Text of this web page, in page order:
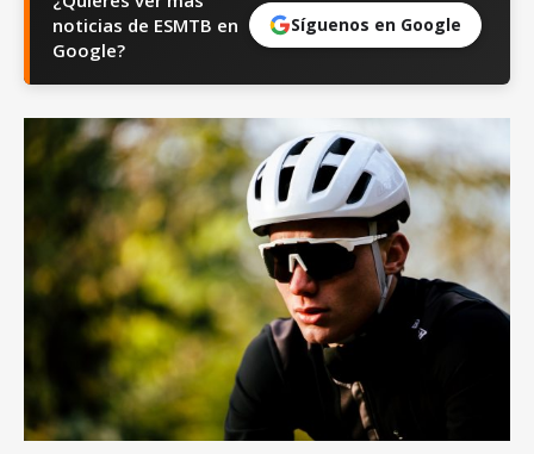
noticias de ESMTB en
Google?
Síguenos en Google